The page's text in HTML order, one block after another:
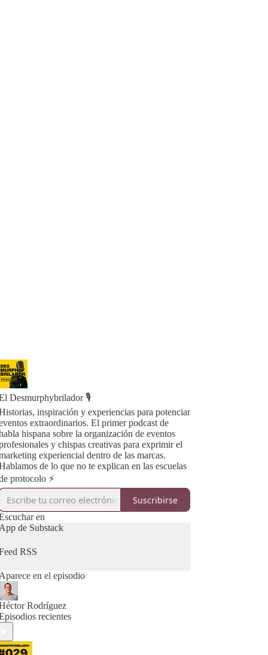
Desmurphybrilador 🎙️
inspiración y experiencias para potenciar
extraordinarios. El primer podcast de
hispana sobre la organización de eventos
y chispas creativas para exprimir el
experiencial dentro de las marcas.
de lo que no te explican en las escuelas
protocolo ⚡️
Suscribirse
en
App de Substack
RSS
Aparece en el episodio
Rodríguez
recientes